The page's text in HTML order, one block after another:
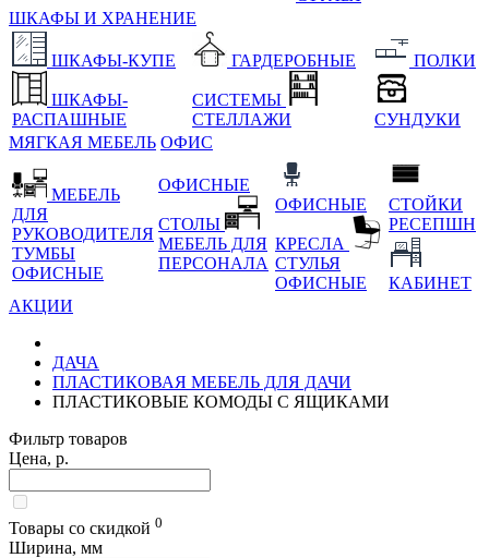
ШКАФЫ И ХРАНЕНИЕ
ШКАФЫ-КУПЕ
ШКАФЫ-
РАСПАШНЫЕ
ГАРДЕРОБНЫЕ
СИСТЕМЫ
СТЕЛЛАЖИ
ПОЛКИ
СУНДУКИ
МЯГКАЯ МЕБЕЛЬ ОФИС
МЕБЕЛЬ
ДЛЯ
РУКОВОДИТЕЛЯ
ТУМБЫ
ОФИСНЫЕ
ОФИСНЫЕ
СТОЛЫ
МЕБЕЛЬ ДЛЯ
ПЕРСОНАЛА
ОФИСНЫЕ
КРЕСЛА
СТУЛЬЯ
ОФИСНЫЕ
СТОЙКИ
РЕСЕПШН
КАБИНЕТ
АКЦИИ
ДАЧА
ПЛАСТИКОВАЯ МЕБЕЛЬ ДЛЯ ДАЧИ
ПЛАСТИКОВЫЕ КОМОДЫ С ЯЩИКАМИ
Фильтр товаров
Цена, р.
Товары со скидкой 0
Ширина, мм